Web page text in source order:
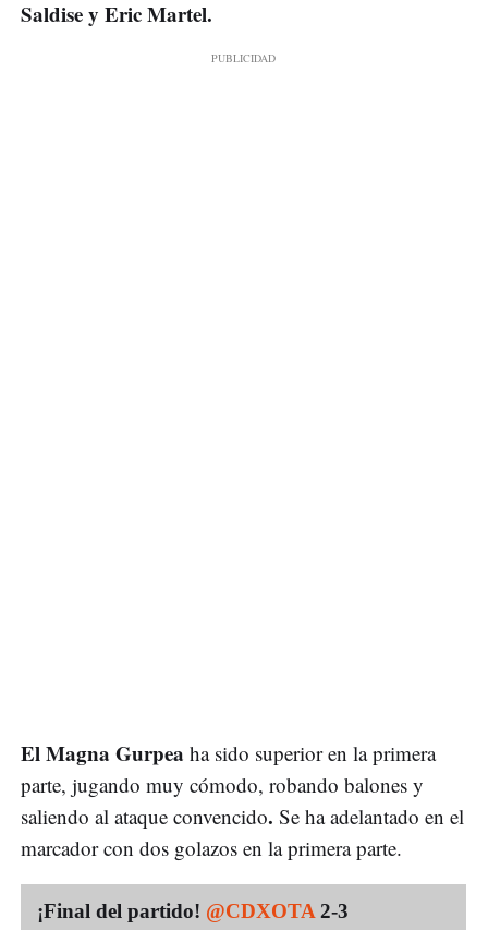
Saldise y Eric Martel.
El Magna Gurpea ha sido superior en la primera
parte, jugando muy cómodo, robando balones y
saliendo al ataque convencido. Se ha adelantado en el
marcador con dos golazos en la primera parte.
¡Final del partido! @CDXOTA2-3